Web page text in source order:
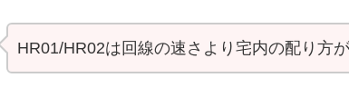
HR01/HR02は回線の速さより宅内の配り方